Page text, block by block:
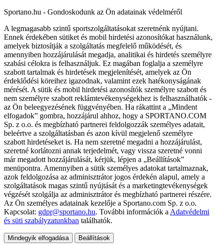
Sportano.hu - Gondoskodunk az Ön adatainak védelméről
A legmagasabb szintű sportszolgáltatásokat szeretnénk nyújtani.
Ennek érdekében sütiket és mobil hirdetési azonosítókat használunk,
amelyek biztosítják a szolgáltatás megfelelő működését, és
amennyiben hozzájárulását megadja, analitikai és hirdetés személyre
szabási célokra is felhasználjuk. Ez magában foglalja a személyre
szabott tartalmak és hirdetések megjelenítését, amelyek az Ön
érdeklődési köreihez igazodnak, valamint ezek hatékonyságának
mérését. A sütik és mobil hirdetési azonosítók személyre szabott és
nem személyre szabott reklámtevékenységekhez is felhasználhatók -
az Ön beleegyezésének függvényében. Ha rákattint a „Mindent
elfogadok” gombra, hozzájárul ahhoz, hogy a SPORTANO.COM
Sp. z o.o. és megbízható partnerei feldolgozzák személyes adatait,
beleértve a szolgáltatásban és azon kívül megjelenő személyre
szabott hirdetéseket is. Ha nem szeretné megadni a hozzájárulást,
szeretné korlátozni annak terjedelmét, vagy vissza szeretné vonni
már megadott hozzájárulását, kérjük, lépjen a „Beállítások”
menüpontra. Amennyiben a sütik személyes adatokat tartalmaznak,
azok feldolgozása az adminisztrátor jogos érdekén alapul, amely a
szolgáltatások magas szintű nyújtását és a marketingtevékenységek
végzését szolgálja az adminisztrátor és megbízható partnerei részére.
Az Ön személyes adatainak kezelője a Sportano.com Sp. z o.o.
Kapcsolat: gdpr@sportano.hu. További információk a Adatvédelmi
és süti szabályzatunkban találhatók.
Mindegyik elfogadása Beállítások